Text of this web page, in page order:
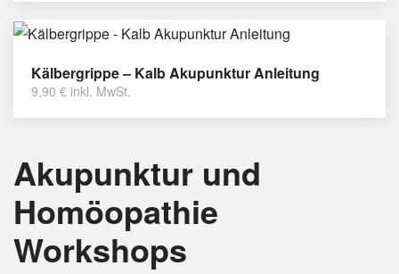
Kälbergrippe – Kalb Akupunktur Anleitung
9,90 € inkl. MwSt.
Akupunktur und
Homöopathie
Workshops